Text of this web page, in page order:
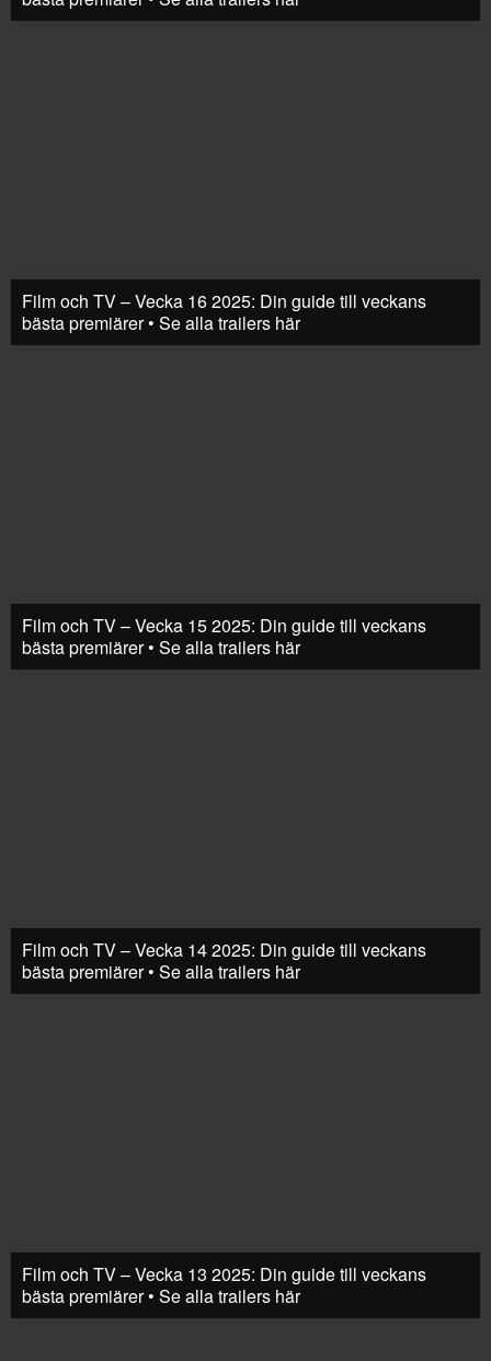
Film och TV – Vecka 16 2025: Din guide till veckans
bästa premiärer • Se alla trailers här
Film och TV – Vecka 15 2025: Din guide till veckans
bästa premiärer • Se alla trailers här
Film och TV – Vecka 14 2025: Din guide till veckans
bästa premiärer • Se alla trailers här
Film och TV – Vecka 13 2025: Din guide till veckans
bästa premiärer • Se alla trailers här